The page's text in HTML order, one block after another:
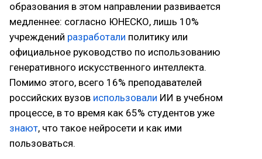
образования в этом направлении развивается
медленнее: согласно ЮНЕСКО, лишь 10%
учреждений разработали политику или
официальное руководство по использованию
генеративного искусственного интеллекта.
Помимо этого, всего 16% преподавателей
российских вузов использовали ИИ в учебном
процессе, в то время как 65% студентов уже
знают, что такое нейросети и как ими
пользоваться.